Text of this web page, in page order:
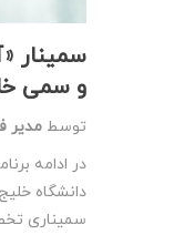
سمینار
و سمی
توسط مدیر
دانشگاه
سمیناری